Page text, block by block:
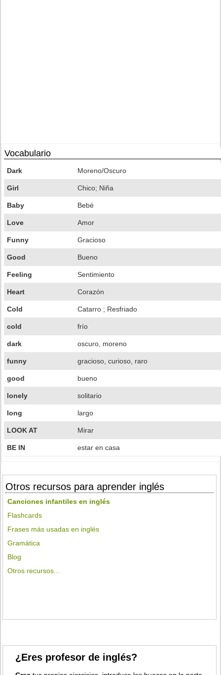
Vocabulario
Dark Moreno/Oscuro
Girl Chico; Niña
Baby Bebé
Love Amor
Funny Gracioso
Good Bueno
Feeling Sentimiento
Heart Corazón
Cold Catarro ; Resfriado
cold frío
dark oscuro, moreno
funny gracioso, curioso, raro
good bueno
lonely solitario
long largo
LOOK AT Mirar
BE IN estar en casa
Otros recursos para aprender inglés
Canciones infantiles en inglés
Flashcards
Frases más usadas en inglés
Gramática
Blog
Otros recursos...
¿Eres profesor de inglés?